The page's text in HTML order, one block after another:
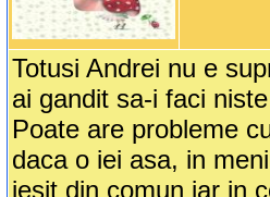
Totusi Andrei nu e
ai gandit sa-i faci
Poate are probleme
daca o iei asa, in
iesit din comun iar in